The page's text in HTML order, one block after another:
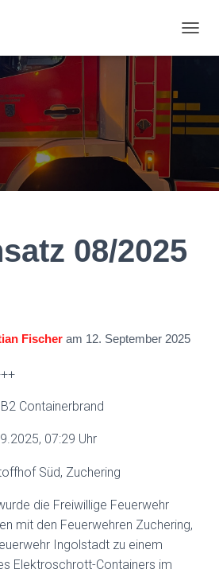
A
G
A
T
U
08/2025
Fischer am 12. September 2025
Containerbrand
07:29 Uhr
Süd, Zuchering
die Freiwillige Feuerwehr
mit den Feuerwehren Zuchering,
Ingolstadt zu einem
Elektroschrott-Containers im